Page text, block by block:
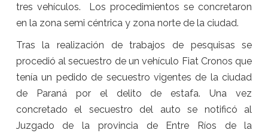
tres vehículos. Los procedimientos se concretaron
en la zona semi céntrica y zona norte de la ciudad.
Tras la realización de trabajos de pesquisas se
procedió al secuestro de un vehículo Fiat Cronos que
tenía un pedido de secuestro vigentes de la ciudad
de Paraná por el delito de estafa. Una vez
concretado el secuestro del auto se notificó al
Juzgado de la provincia de Entre Ríos de la